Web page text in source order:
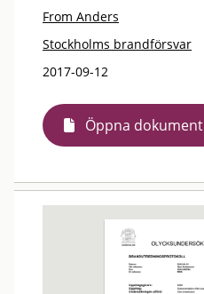
From Anders
Stockholms brandförsvar
2017-09-12
Öppna dokument